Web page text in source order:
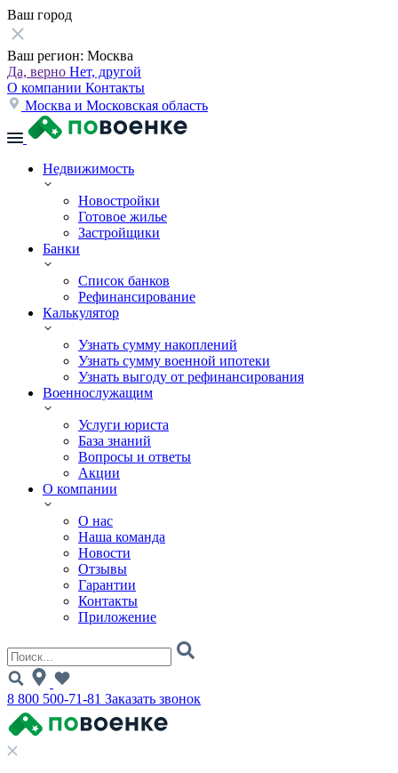
Ваш город
Ваш регион: Москва
Да, верно Нет, другой
О компании Контакты
Москва и Московская область
Недвижимость
Новостройки
Готовое жилье
Застройщики
Банки
Список банков
Рефинансирование
Калькулятор
Узнать сумму накоплений
Узнать сумму военной ипотеки
Узнать выгоду от рефинансирования
Военнослужащим
Услуги юриста
База знаний
Вопросы и ответы
Акции
О компании
О нас
Наша команда
Новости
Отзывы
Гарантии
Контакты
Приложение
8 800 500-71-81 Заказать звонок